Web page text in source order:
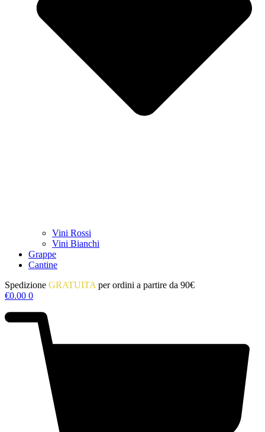
Vini Rossi
Vini Bianchi
Grappe
Cantine
Spedizione GRATUITA per ordini a partire da 90€
€0.00 0